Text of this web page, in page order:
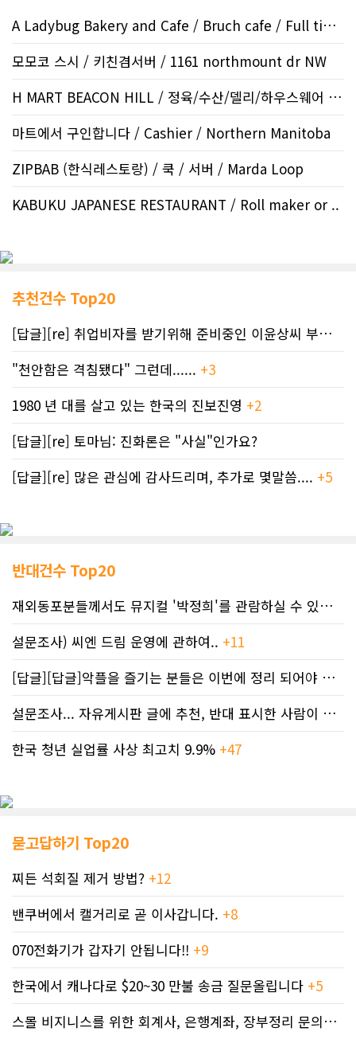
A Ladybug Bakery and Cafe / Bruch cafe / Full time baris..
모모코 스시 / 키친겸서버 / 1161 northmount dr NW
H MART BEACON HILL / 정육/수산/델리/하우스웨어 / ..
마트에서 구인합니다 / Cashier / Northern Manitoba
ZIPBAB (한식레스토랑) / 쿡 / 서버 / Marda Loop
KABUKU JAPANESE RESTAURANT / Roll maker or ..
추천건수 Top20
[답글][re] 취업비자를 받기위해 준비중인 이윤상씨 부부께 드리는 편지
"천안함은 격침됐다" 그런데...... +3
1980 년 대를 살고 있는 한국의 진보진영 +2
[답글][re] 토마님: 진화론은 "사실"인가요?
[답글][re] 많은 관심에 감사드리며, 추가로 몇말씀.... +5
반대건수 Top20
재외동포분들께서도 뮤지컬 '박정희'를 관람하실 수 있도록 노력하겠습니..
설문조사) 씨엔 드림 운영에 관하여.. +11
[답글][답글]악플을 즐기는 분들은 이번에 정리 되어야 합니다.
설문조사... 자유게시판 글에 추천, 반대 표시한 사람이 누구인지 명단..
한국 청년 실업률 사상 최고치 9.9% +47
묻고답하기 Top20
찌든 석회질 제거 방법? +12
밴쿠버에서 캘거리로 곧 이사갑니다. +8
070전화기가 갑자기 안됩니다!! +9
한국에서 캐나다로 $20~30 만불 송금 질문올립니다 +5
스몰 비지니스를 위한 회계사, 은행계좌, 장부정리 문의드립니다.